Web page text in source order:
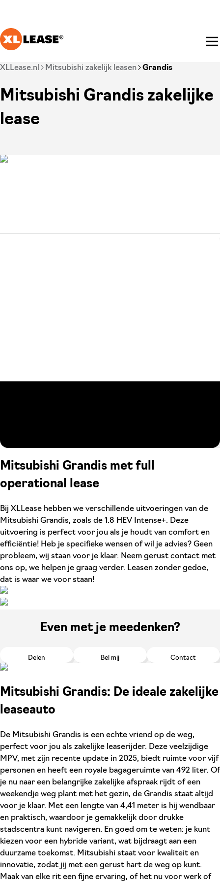
Je bent nu voorbij het hoofdmenu
XLLease.nl Mitsubishi zakelijk leasen Grandis
Mitsubishi Grandis zakelijke
lease
Mitsubishi Grandis met full
operational lease
Bij XLLease hebben we verschillende uitvoeringen van de
Mitsubishi Grandis, zoals de 1.8 HEV Intense+. Deze
uitvoering is perfect voor jou als je houdt van comfort en
efficiëntie! Heb je specifieke wensen of wil je advies? Geen
probleem, wij staan voor je klaar. Neem gerust contact met
ons op, we helpen je graag verder. Leasen zonder gedoe,
dat is waar we voor staan!
Even met je meedenken?
Delen Bel mij Contact
Mitsubishi Grandis: De ideale zakelijke
leaseauto
De Mitsubishi Grandis is een echte vriend op de weg,
perfect voor jou als zakelijke leaserijder. Deze veelzijdige
MPV, met zijn recente update in 2025, biedt ruimte voor vijf
personen en heeft een royale bagageruimte van 492 liter. Of
je nu naar een belangrijke zakelijke afspraak rijdt of een
weekendje weg plant met het gezin, de Grandis staat altijd
voor je klaar. Met een lengte van 4,41 meter is hij wendbaar
en praktisch, waardoor je gemakkelijk door drukke
stadscentra kunt navigeren. En goed om te weten: je kunt
kiezen voor een hybride variant, wat bijdraagt aan een
duurzame toekomst. Mitsubishi staat voor kwaliteit en
innovatie, zodat jij met een gerust hart de weg op kunt.
Maak van elke rit een fijne ervaring, of het nu voor werk of